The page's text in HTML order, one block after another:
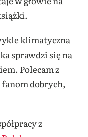
klimatyczna
sprawdzi się na
Polecam z
dobrych,
z